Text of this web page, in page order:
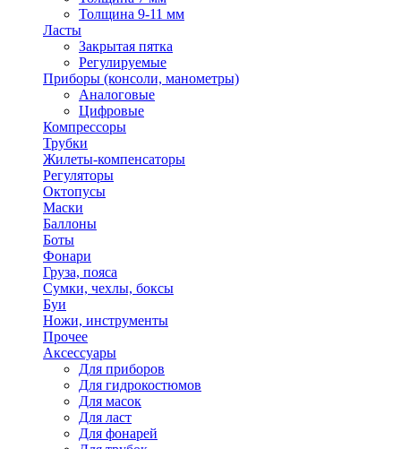
Толщина 9-11 мм
Ласты
Закрытая пятка
Регулируемые
Приборы (консоли, манометры)
Аналоговые
Цифровые
Компрессоры
Трубки
Жилеты-компенсаторы
Регуляторы
Октопусы
Маски
Баллоны
Боты
Фонари
Груза, пояса
Сумки, чехлы, боксы
Буи
Ножи, инструменты
Прочее
Аксессуары
Для приборов
Для гидрокостюмов
Для масок
Для ласт
Для фонарей